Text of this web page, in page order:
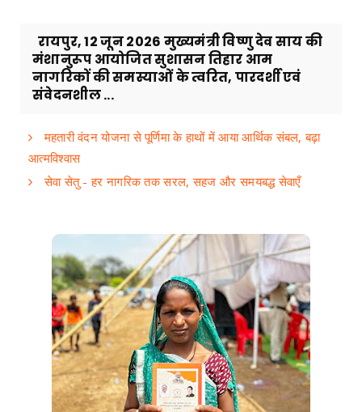
रायपुर, 12 जून 2026 मुख्यमंत्री विष्णु देव साय की
मंशानुरूप आयोजित सुशासन तिहार आम
नागरिकों की समस्याओं के त्वरित, पारदर्शी एवं
संवेदनशील ...
महतारी वंदन योजना से पूर्णिमा के हाथों में आया आर्थिक संबल, बढ़ा
आत्मविश्वास
सेवा सेतु - हर नागरिक तक सरल, सहज और समयबद्ध सेवाएँ